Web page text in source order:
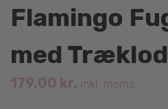
Flamingo
med
179.00 kr. inkl. moms